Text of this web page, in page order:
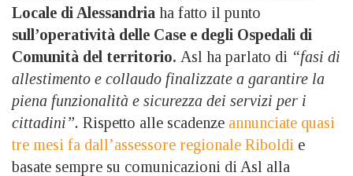
Locale di Alessandria ha fatto il punto
sull’operatività delle Case e degli Ospedali di
Comunità del territorio. Asl ha parlato di “fasi di
allestimento e collaudo finalizzate a garantire la
piena funzionalità e sicurezza dei servizi per i
cittadini”. Rispetto alle scadenze annunciate quasi
tre mesi fa dall’assessore regionale Riboldi e
basate sempre su comunicazioni di Asl alla